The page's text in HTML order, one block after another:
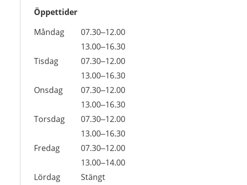
Öppettider
Dag
Öppettider
Kommentarer
Måndag
07.30–12.00
13.00–16.30
Tisdag
07.30–12.00
13.00–16.30
Onsdag
07.30–12.00
13.00–16.30
Torsdag
07.30–12.00
13.00–16.30
Fredag
07.30–12.00
13.00–14.00
Lördag
Stängt